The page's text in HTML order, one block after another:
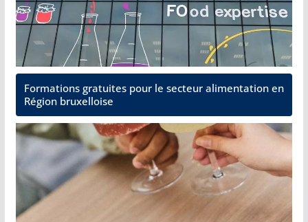
Formations gratuites pour le secteur alimentation en
Région bruxelloise